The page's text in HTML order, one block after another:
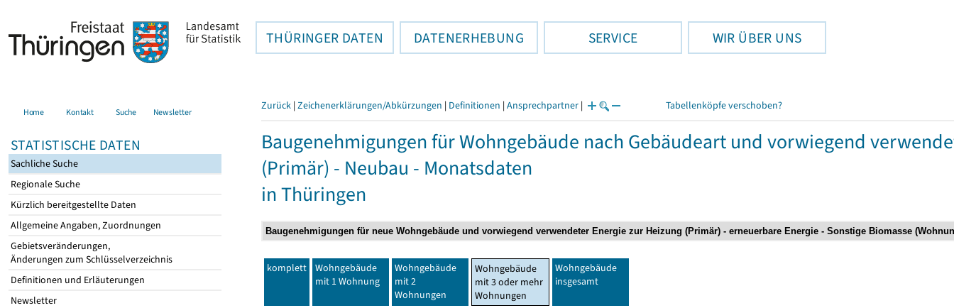
THÜRINGER DATEN DATENERHEBUNG SERVICE WIR ÜBER UNS
Home Kontakt Suche Newsletter
STATISTISCHE DATEN
Sachliche Suche
Regionale Suche
Kürzlich bereitgestellte Daten
Allgemeine Angaben, Zuordnungen
Gebietsveränderungen,
Änderungen zum Schlüsselverzeichnis
Definitionen und Erläuterungen
Newsletter
Zurück | Zeichenerklärungen/Abkürzungen | Definitionen | Ansprechpartner | Tabellenköpfe verschoben?
Baugenehmigungen für Wohngebäude nach Gebäudeart und vorwiegend
(Primär) - Neubau - Monatsdaten
in Thüringen
komplett
Wohngebäude
mit 1 Wohnung
Wohngebäude
mit 2
Wohnungen
Wohngebäude
mit 3 oder mehr
Wohnungen
Wohngebäude
insgesamt